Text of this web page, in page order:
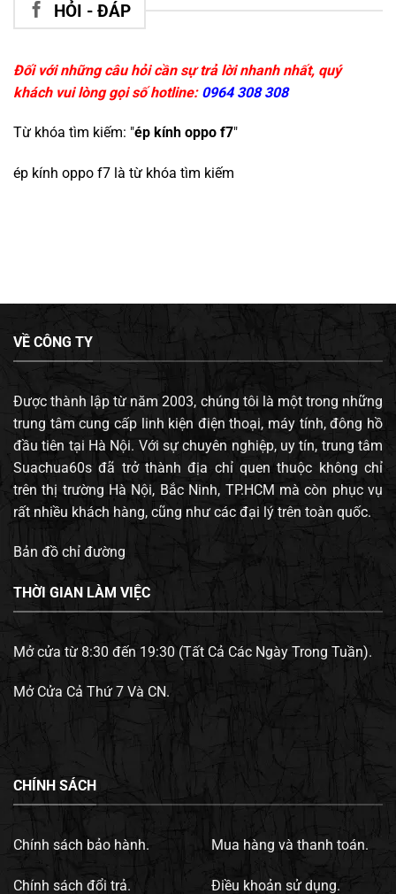
HỎI - ĐÁP
Đối với những câu hỏi cần sự trả lời nhanh nhất, quý
khách vui lòng gọi số hotline: 0964 308 308
Từ khóa tìm kiếm: "ép kính oppo f7"
ép kính oppo f7 là từ khóa tìm kiếm
VỀ CÔNG TY
Được thành lập từ năm 2003, chúng tôi là một trong những
trung tâm cung cấp linh kiện điện thoại, máy tính, đông hồ
đầu tiên tại Hà Nội. Với sự chuyên nghiệp, uy tín, trung tâm
Suachua60s đã trở thành địa chỉ quen thuộc không chỉ
trên thị trường Hà Nội, Bắc Ninh, TP.HCM mà còn phục vụ
rất nhiều khách hàng, cũng như các đại lý trên toàn quốc.
Bản đồ chỉ đường
THỜI GIAN LÀM VIỆC
Mở cửa từ 8:30 đến 19:30 (Tất Cả Các Ngày Trong Tuần).
Mở Cửa Cả Thứ 7 Và CN.
CHÍNH SÁCH
Chính sách bảo hành.
Chính sách đổi trả.
Mua hàng và thanh toán.
Điều khoản sử dụng.